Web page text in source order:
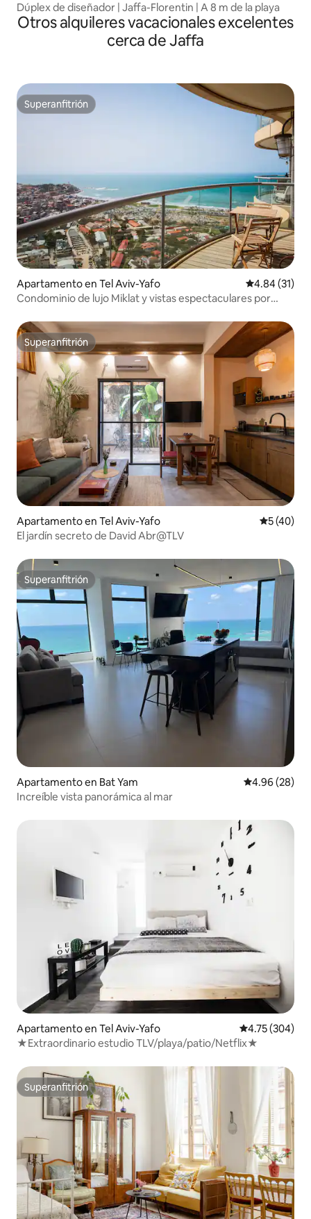
Dúplex de diseñador | Jaffa-Florentin | A 8 m de la playa
Otros alquileres vacacionales excelentes
cerca de Jaffa
Superanfitrión
Superanfitrión
Apartamento en Tel Aviv-Yafo Calificación
4.84 (31)
Condominio de lujo Miklat y vistas espectaculares por
Superanfitrión
Superanfitrión
Apartamento en Tel Aviv-Yafo
5 (40)
El jardín secreto de David Abr@TLV
Superanfitrión
Superanfitrión
Apartamento en Bat Yam Calificación
4.96 (28)
Increíble vista panorámica al mar
Apartamento en Tel Aviv-Yafo Calificación
4.75 (304)
★Extraordinario estudio TLV/playa/patio/Netflix★
Superanfitrión
Superanfitrión